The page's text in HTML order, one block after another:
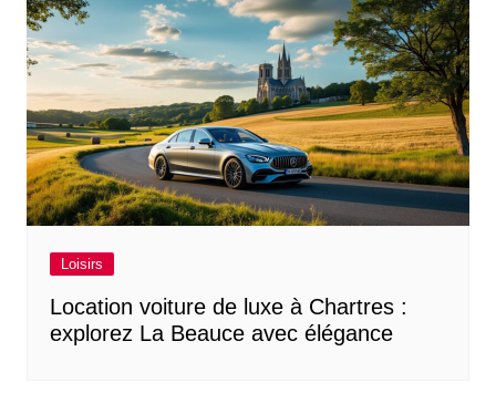
Loisirs
Location voiture de luxe à Chartres :
explorez La Beauce avec élégance